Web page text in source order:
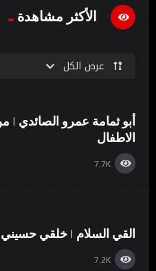
الأكثر مشاهدة
عرض الكل
أبو ثمامة عمرو الصائدي |
الاطفال
7.7K
القي السلام | خلقي حسيني
7.2K